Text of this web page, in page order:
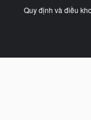
Quy định và điều